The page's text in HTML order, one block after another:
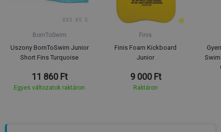
XXS XS S
BornToSwim
Uszony BornToSwim Junior
Short Fins Turquoise
11 860 Ft
Egyes változatok raktáron
Finis
Finis Foam Kickboard
Junior
9 000 Ft
Raktáron